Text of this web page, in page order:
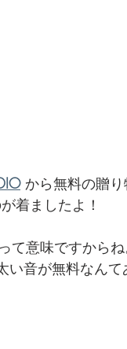
から無料の贈り
着ましたよ！
て意味ですから
い音が無料なん